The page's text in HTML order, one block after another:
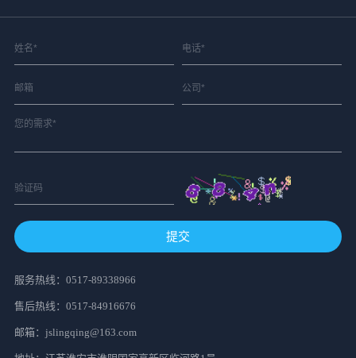
提交
服务热线： 0517-89338966
售后热线： 0517-84916676
邮箱：jslingqing@163.com